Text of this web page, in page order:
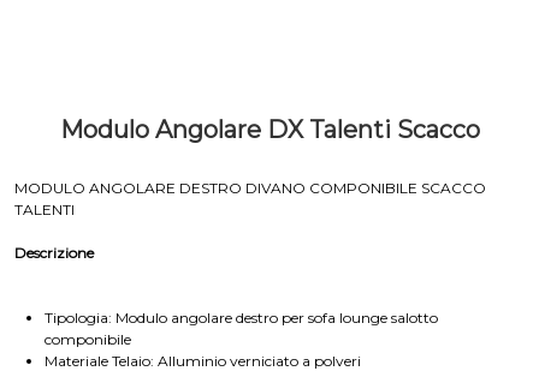
Modulo Angolare DX Talenti Scacco
MODULO ANGOLARE DESTRO DIVANO COMPONIBILE SCACCO
TALENTI
Descrizione
Tipologia: Modulo angolare destro per sofa lounge salotto
componibile
Materiale Telaio: Alluminio verniciato a polveri